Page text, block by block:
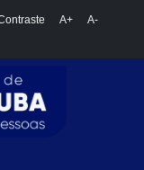
A+
A-